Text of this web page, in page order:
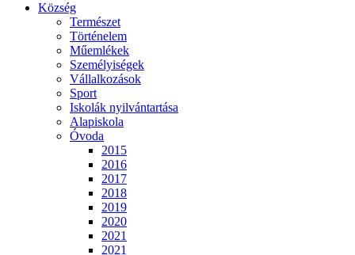
Község
Természet
Történelem
Műemlékek
Személyiségek
Vállalkozások
Sport
Iskolák nyilvántartása
Alapiskola
Óvoda
2015
2016
2017
2018
2019
2020
2021
2021